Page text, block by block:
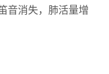
音消失，肺活量增